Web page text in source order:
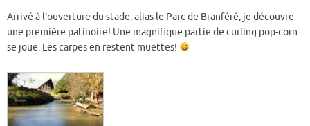
Arrivé à l’ouverture du stade, alias le Parc de Branféré, je découvre
une première patinoire! Une magnifique partie de curling pop-corn
se joue. Les carpes en restent muettes!